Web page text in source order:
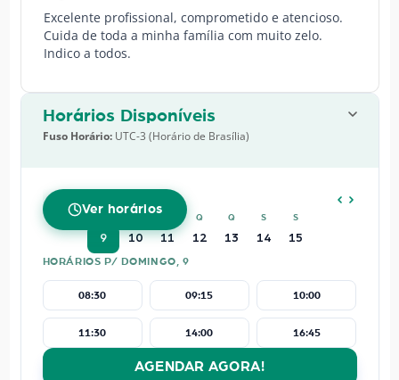
Excelente profissional, comprometido e atencioso.
Cuida de toda a minha família com muito zelo.
Indico a todos.
Horários Disponíveis
Fuso Horário:UTC-3 (Horário de Brasília)
Ver horários
AGOSTO 2026
Q Q S S
9 10 11 12 13 14 15
HORÁRIOS P/ DOMINGO, 9
08:30 09:15 10:00
11:30 14:00 16:45
AGENDAR AGORA!